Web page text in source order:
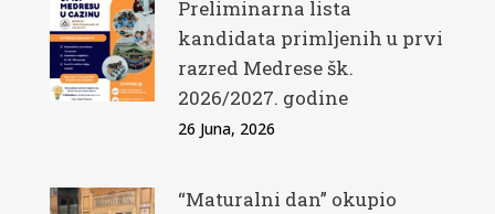
Preliminarna lista
kandidata primljenih u prvi
razred Medrese šk.
2026/2027. godine
26 Juna, 2026
“Maturalni dan” okupio